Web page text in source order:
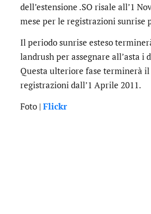
dell’estensione .SO risale all’1
mese per le registrazioni sunrise
Il periodo sunrise esteso
landrush per assegnare all’asta
Questa ulteriore fase terminerà il
registrazioni dall’1 Aprile 2011.
Foto | Flickr